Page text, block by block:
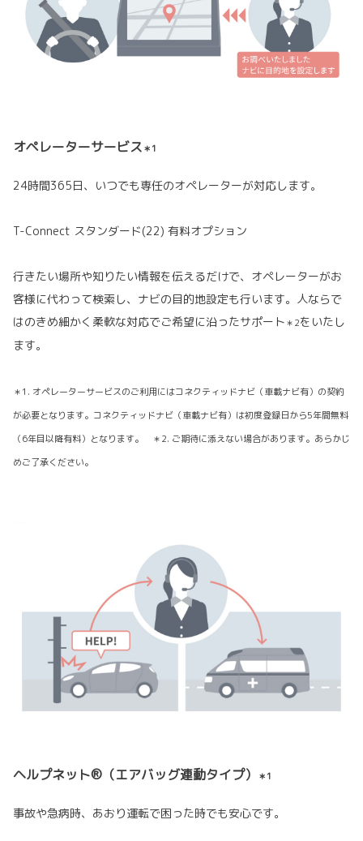
オペレーターサービス＊1
24時間365日、いつでも専任のオペレーターが対応します。
T-Connect スタンダード(22) 有料オプション
行きたい場所や知りたい情報を伝えるだけで、オペレーターがお
客様に代わって検索し、ナビの目的地設定も行います。人ならで
はのきめ細かく柔軟な対応でご希望に沿ったサポート＊2をいたし
ます。
＊1. オペレーターサービスのご利用にはコネクティッドナビ（車載ナビ有）の契約
が必要となります。コネクティッドナビ（車載ナビ有）は初度登録日から5年間無料
（6年目以降有料）となります。 ＊2. ご期待に添えない場合があります。あらかじ
めご了承ください。
ヘルプネット®（エアバッグ連動タイプ） ＊1
事故や急病時、あおり運転で困った時でも安心です。